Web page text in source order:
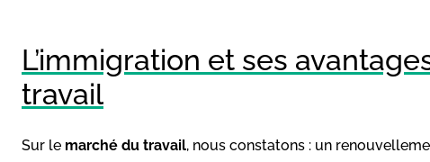
L’immigration et ses
travail
Sur le marché du travail, nous constatons : un